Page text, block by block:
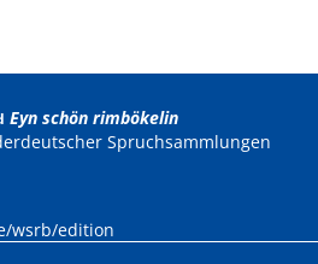
Eyn schön rimbökelin
Spruchsammlungen
wsrb/edition